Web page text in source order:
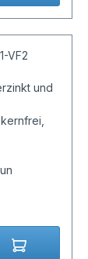
VF2
und